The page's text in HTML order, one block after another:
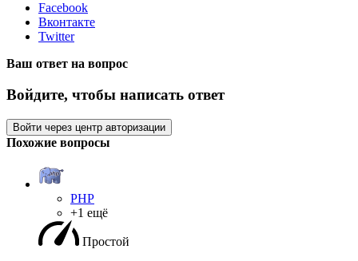
Facebook
Вконтакте
Twitter
Ваш ответ на вопрос
Войдите, чтобы написать ответ
Войти через центр авторизации
Похожие вопросы
PHP
+1 ещё
Простой